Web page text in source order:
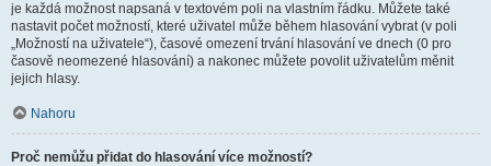
je každá možnost napsaná v textovém poli na vlastním řádku. Můžete také
nastavit počet možností, které uživatel může během hlasování vybrat (v poli
„Možností na uživatele“), časové omezení trvání hlasování ve dnech (0 pro
časově neomezené hlasování) a nakonec můžete povolit uživatelům měnit
jejich hlasy.
Nahoru
Proč nemůžu přidat do hlasování více možností?